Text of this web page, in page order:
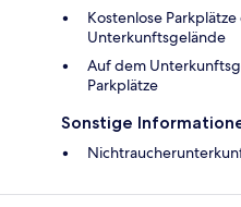
Kostenlose
Unterkunftsgelände
Auf dem
Parkplätze
Sonstige